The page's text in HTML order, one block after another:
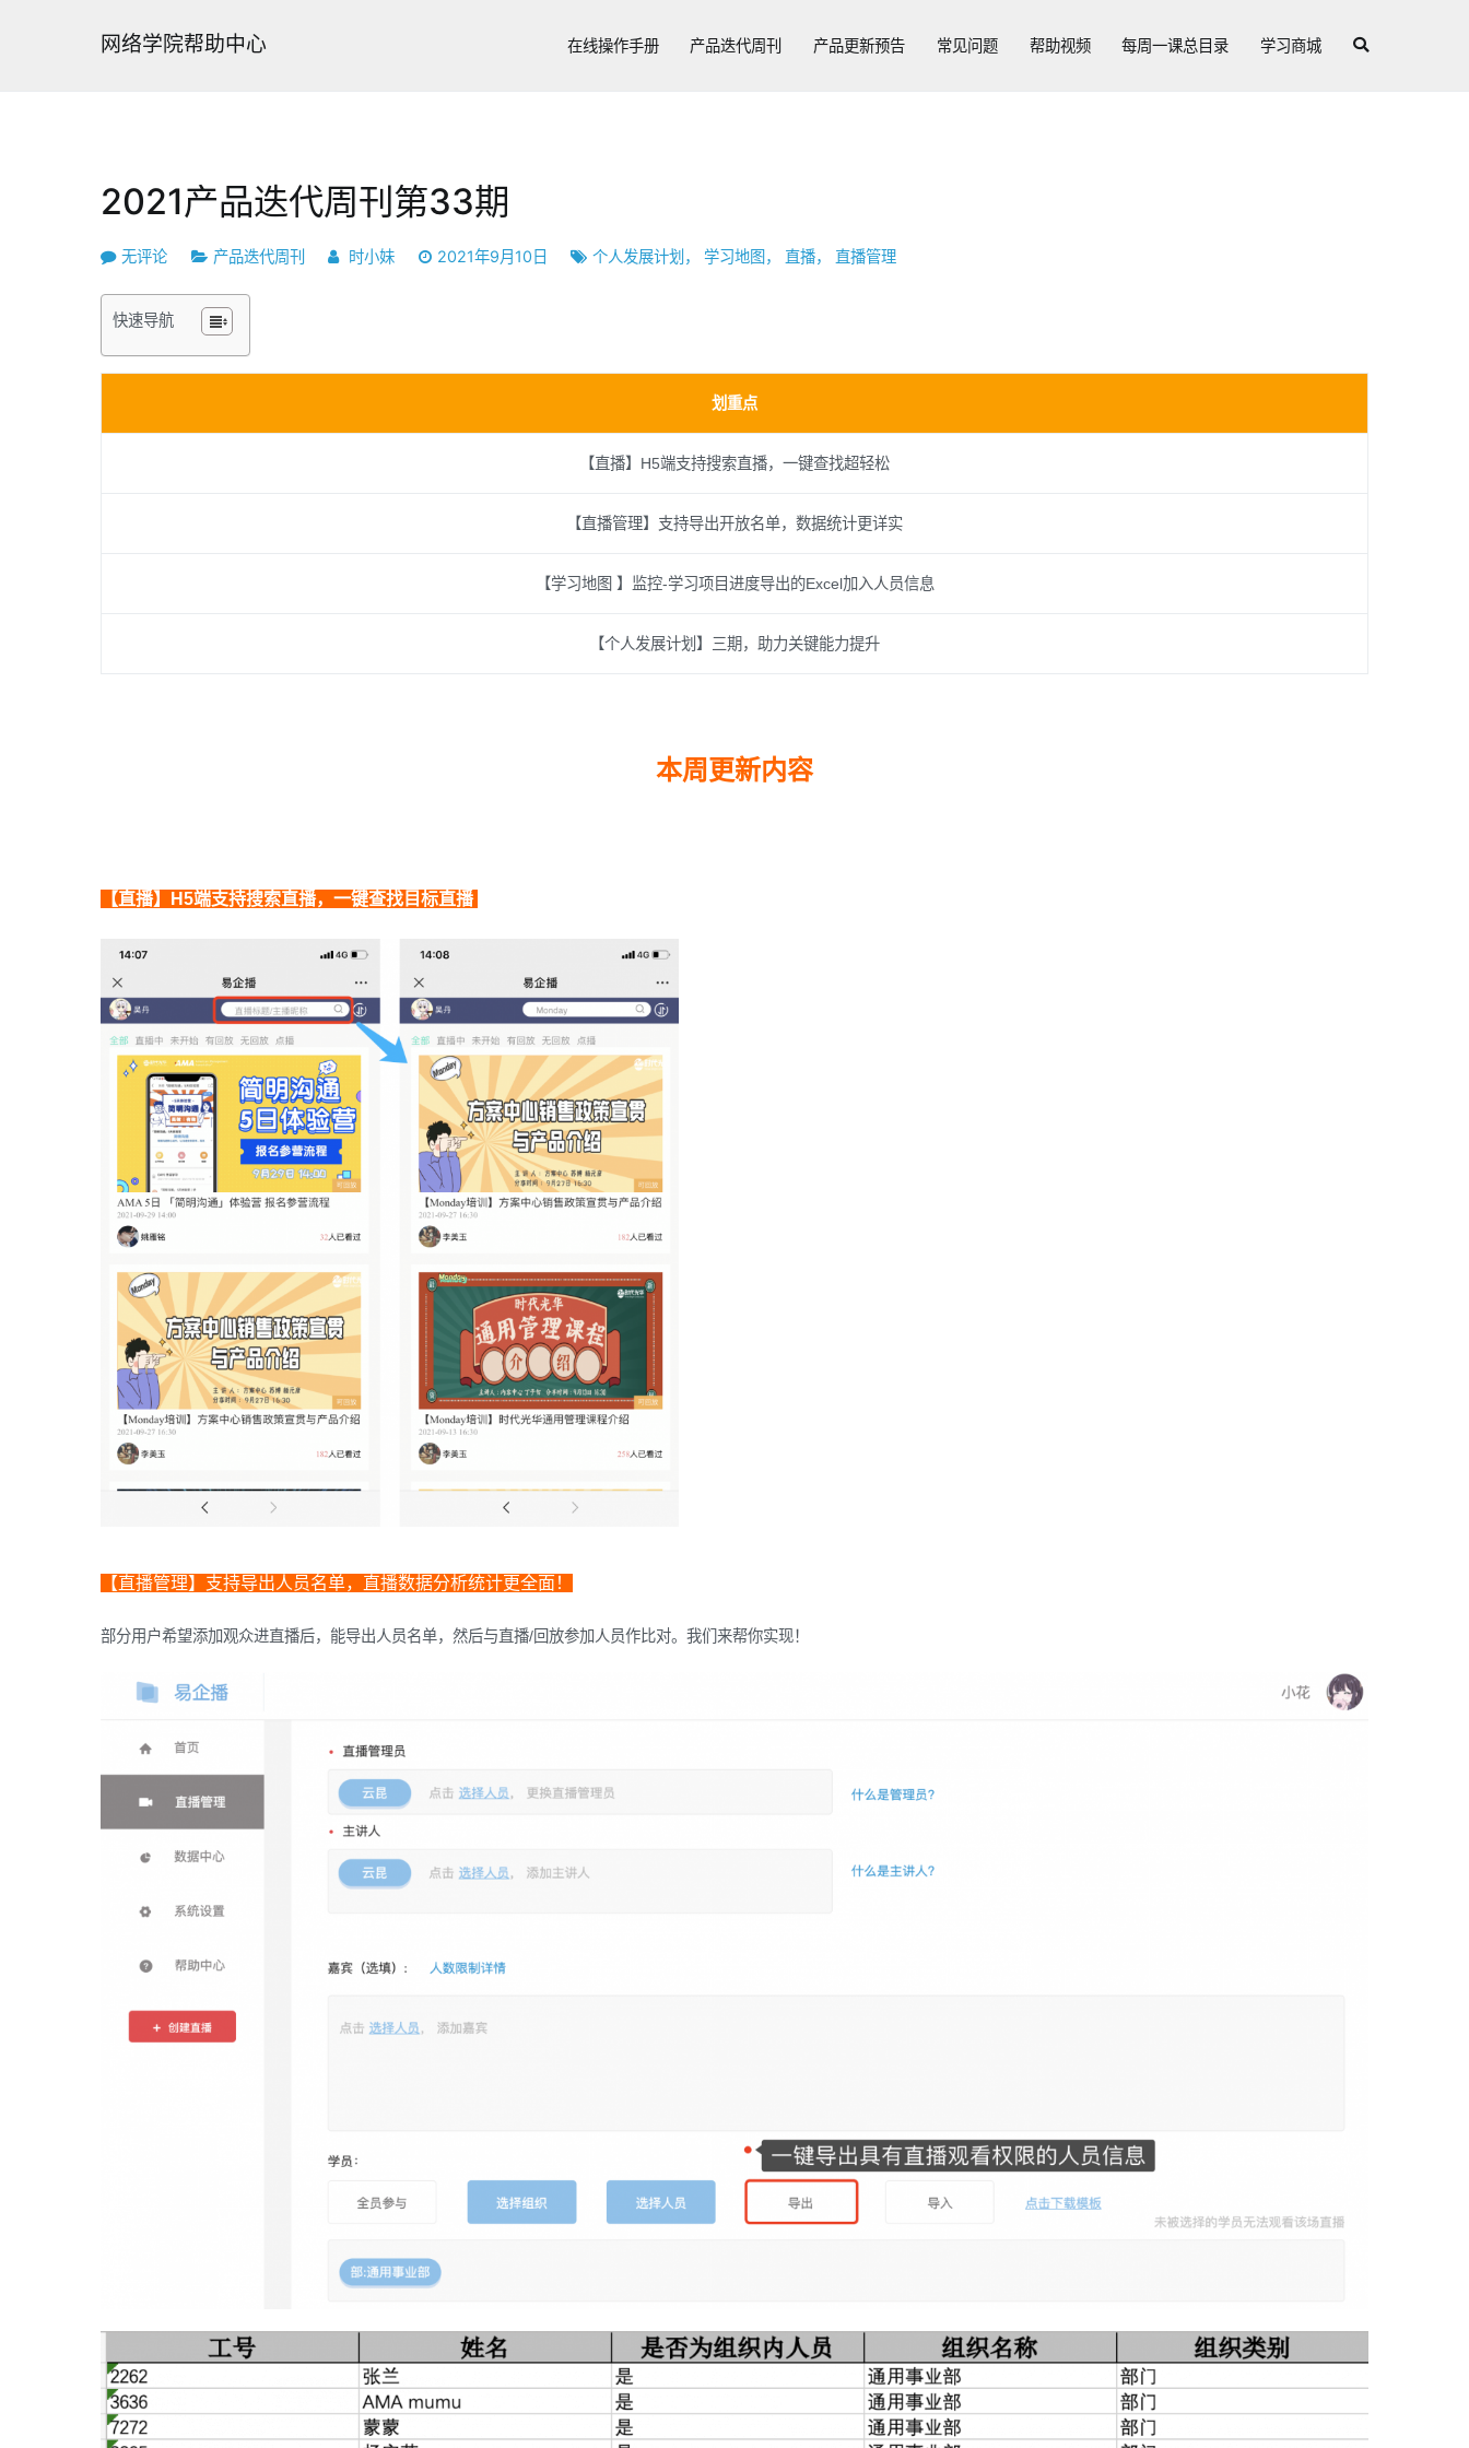
网络学院帮助中心 在线操作手册 产品迭代周刊 产品更新预告 常见问题 帮助视频 每周一课总目录 学习商城
2021产品迭代周刊第33期
2021
品
无评论 产品迭代周刊 时小妹 2021年9月10日 个人发展计划 ，学习地图 ， 直播， 直播管理
快速导航
划重点
【直播】H5端支持搜索直播，一键查找超轻松
【直播管理】支持导出开放名单，数据统计更详实
【学习地图 】监控-学习项目进度导出的Excel加入人员信息
【个人发展计划】三期，助力关键能力提升
本周更新内容
【直播】H5端支持搜索直播，一键查找目标直播
【直播管理】支持导出人员名单，直播数据分析统计更全面！
部分用户希望添加观众进直播后，能导出人员名单，然后与直播/回放参加人员作比对。我们来帮你实现！